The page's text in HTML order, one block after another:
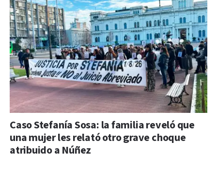
Caso Stefanía Sosa: la familia reveló que
una mujer les relató otro grave choque
atribuido a Núñez